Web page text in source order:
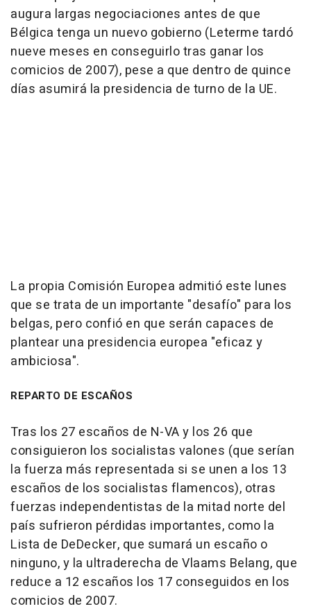
augura largas negociaciones antes de que
Bélgica tenga un nuevo gobierno (Leterme tardó
nueve meses en conseguirlo tras ganar los
comicios de 2007), pese a que dentro de quince
días asumirá la presidencia de turno de la UE.
La propia Comisión Europea admitió este lunes
que se trata de un importante "desafío" para los
belgas, pero confió en que serán capaces de
plantear una presidencia europea "eficaz y
ambiciosa".
REPARTO DE ESCAÑOS
Tras los 27 escaños de N-VA y los 26 que
consiguieron los socialistas valones (que serían
la fuerza más representada si se unen a los 13
escaños de los socialistas flamencos), otras
fuerzas independentistas de la mitad norte del
país sufrieron pérdidas importantes, como la
Lista de DeDecker, que sumará un escaño o
ninguno, y la ultraderecha de Vlaams Belang, que
reduce a 12 escaños los 17 conseguidos en los
comicios de 2007.